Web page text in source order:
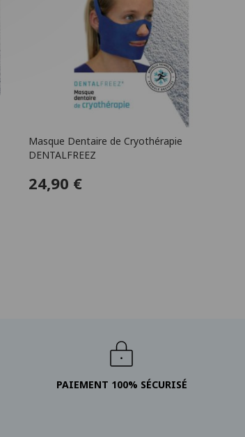
Masque Dentaire de Cryothérapie
DENTALFREEZ
24,90 €
PAIEMENT 100% SÉCURISÉ